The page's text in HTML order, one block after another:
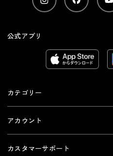
公式アプリ
カテゴリー
アカウント
カスタマーサポート